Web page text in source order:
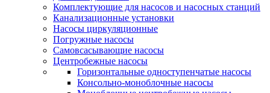
Комплектующие для насосов и насосных станций
Канализационные установки
Насосы циркуляционные
Погружные насосы
Самовсасывающие насосы
Центробежные насосы
Горизонтальные одноступенчатые насосы
Консольно-моноблочные насосы